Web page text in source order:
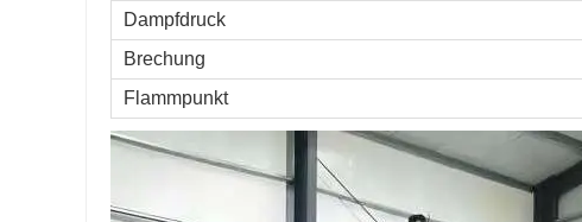
Dampfdruck
Brechung
Flammpunkt